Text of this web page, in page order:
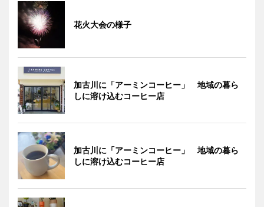
花火大会の様子
加古川に「アーミンコーヒー」 地域の暮ら
しに溶け込むコーヒー店
加古川に「アーミンコーヒー」 地域の暮ら
しに溶け込むコーヒー店